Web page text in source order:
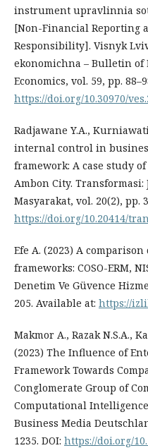
instrument upravlinnia
[Non-Financial Reporting
Responsibility]. Visnyk
ekonomichna – Bulletin of
Economics, vol. 59, pp.
https://doi.org/10.30970/
Radjawane Y.A.,
internal control in
framework: A case study
Ambon City.
Masyarakat, vol. 20(2), pp.
https://doi.org/10.20414/
Efe A. (2023) A
frameworks: COSO-ERM,
Denetim Ve Güvence
205. Available at: https://
Makmor A., Razak N.S.A.,
(2023) The Influence of
Framework Towards
Conglomerate Group of
Computational
Business Media
1235. DOI: https://doi.org/